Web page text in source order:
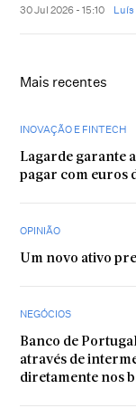
30 Jul 2026 - 15:10 Luís
Mais recentes
INOVAÇÃO E FINTECH
Lagarde garante
pagar com euros
OPINIÃO
Um novo ativo
NEGÓCIOS
Banco de
através de
diretamente nos